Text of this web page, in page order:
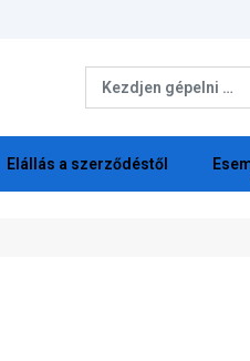
Elállás a szerződéstől